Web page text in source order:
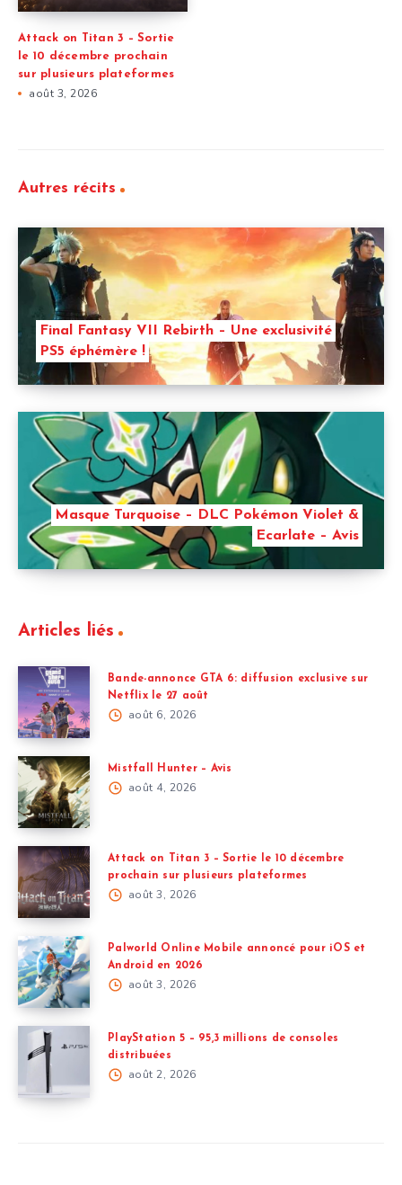
Attack on Titan 3 – Sortie
le 10 décembre prochain
sur plusieurs plateformes
août 3, 2026
Autres récits
Final Fantasy VII Rebirth – Une exclusivité
PS5 éphémère !
Masque Turquoise – DLC Pokémon Violet &
Ecarlate – Avis
Articles liés
Bande-annonce GTA 6: diffusion exclusive sur
Netflix le 27 août
août 6, 2026
Mistfall Hunter – Avis
août 4, 2026
Attack on Titan 3 – Sortie le 10 décembre
prochain sur plusieurs plateformes
août 3, 2026
Palworld Online Mobile annoncé pour iOS et
Android en 2026
août 3, 2026
PlayStation 5 – 95,3 millions de consoles
distribuées
août 2, 2026